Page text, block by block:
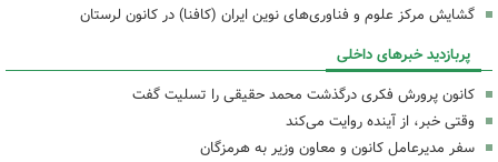
گشایش مرکز علوم و فناوری‌های نوین ایران (کافنا) در کانون لرستان
پربازدید خبرهای داخلی
کانون پرورش فکری درگذشت محمد حقیقی را تسلیت گفت
وقتی خبر، از آینده روایت می‌کند
سفر مدیرعامل کانون و معاون وزیر به هرمزگان